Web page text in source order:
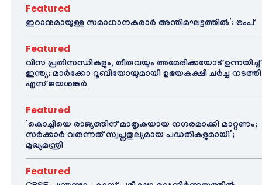
Featured
ഇറാനുമായുള്ള സമാധാനകരാർ അന്തിമഘട്ടത്തിൽ‌’: ട്രംപ്
Featured
വിസ പ്രതിസന്ധികളും, തീരുവയും അമേരിക്കയോട് ഉന്നയിച്ച്
ഇന്ത്യ; മാർക്കോ റൂബിയോയുമായി ഉഭയകക്ഷി ചർച്ച നടത്തി
എസ് ജയശങ്കർ
Featured
‘കൊച്ചിയെ രാജ്യത്തിന് മാതൃകയായ നഗരമാക്കി മാറ്റണം;
സർക്കാർ വരുന്നത് സ്വപ്നതുല്യമായ പദ്ധതികളുമായി’;
മുഖ്യമന്ത്രി
Featured